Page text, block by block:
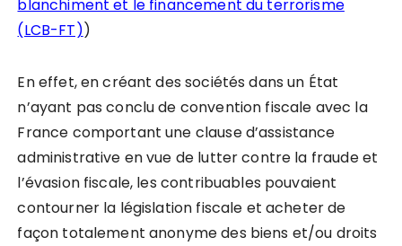
blanchiment et le financement du terrorisme
(LCB-FT))
En effet, en créant des sociétés dans un État
n’ayant pas conclu de convention fiscale avec la
France comportant une clause d’assistance
administrative en vue de lutter contre la fraude et
l’évasion fiscale, les contribuables pouvaient
contourner la législation fiscale et acheter de
façon totalement anonyme des biens et/ou droits